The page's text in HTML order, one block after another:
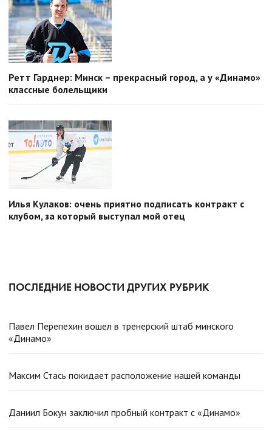
Ретт Гарднер: Минск – прекрасный город, а у «Динамо»
классные болельщики
Илья Кулаков: очень приятно подписать контракт с
клубом, за который выступал мой отец
ПОСЛЕДНИЕ НОВОСТИ ДРУГИХ РУБРИК
Павел Перепехин вошел в тренерский штаб минского
«Динамо»
Максим Стась покидает расположение нашей команды
Даниил Бокун заключил пробный контракт с «Динамо»